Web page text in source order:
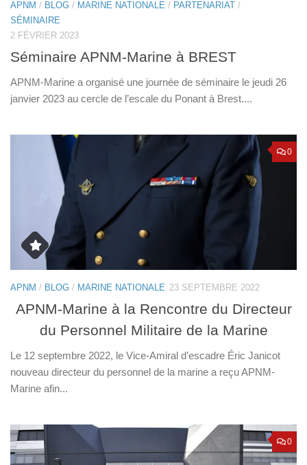
APNM / BLOG / MARINE NATIONALE / PARTENARIAT /
SÉMINAIRE
2 FÉVRIER 2023
Séminaire APNM-Marine à BREST
APNM-Marine a organisé une journée de séminaire le jeudi 26
janvier 2023 au cercle de l’escale du Ponant à Brest....
0
APNM / BLOG / MARINE NATIONALE 23 SEPTEMBRE 2022
APNM-Marine à la Rencontre du Directeur
du Personnel Militaire de la Marine
Le 12 septembre 2022, le Vice-Amiral d’escadre Éric Janicot
nouveau directeur du personnel de la marine a reçu APNM-
Marine afin...
0